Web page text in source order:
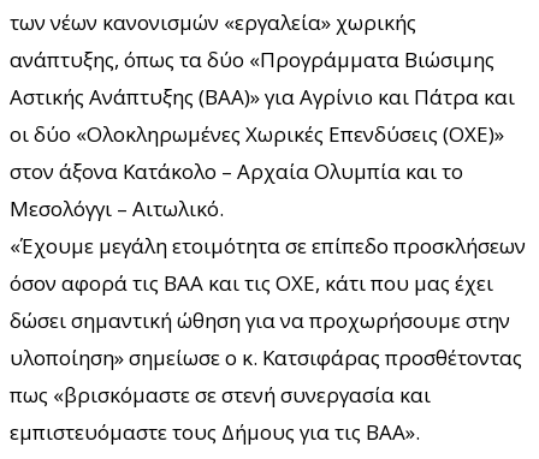
των νέων κανονισμών «εργαλεία» χωρικής
ανάπτυξης, όπως τα δύο «Προγράμματα Βιώσιμης
Αστικής Ανάπτυξης (ΒΑΑ)» για Αγρίνιο και Πάτρα και
οι δύο «Ολοκληρωμένες Χωρικές Επενδύσεις (ΟΧΕ)»
στον άξονα Κατάκολο – Αρχαία Ολυμπία και το
Μεσολόγγι – Αιτωλικό.
«Έχουμε μεγάλη ετοιμότητα σε επίπεδο προσκλήσεων
όσον αφορά τις ΒΑΑ και τις ΟΧΕ, κάτι που μας έχει
δώσει σημαντική ώθηση για να προχωρήσουμε στην
υλοποίηση» σημείωσε ο κ. Κατσιφάρας προσθέτοντας
πως «βρισκόμαστε σε στενή συνεργασία και
εμπιστευόμαστε τους Δήμους για τις ΒΑΑ».